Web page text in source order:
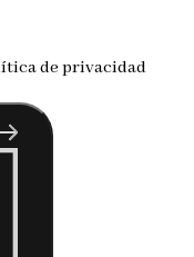
de privacidad